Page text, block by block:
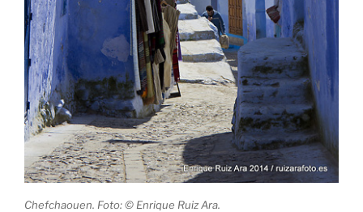
Chefchaouen. Foto: © Enrique Ruiz Ara.